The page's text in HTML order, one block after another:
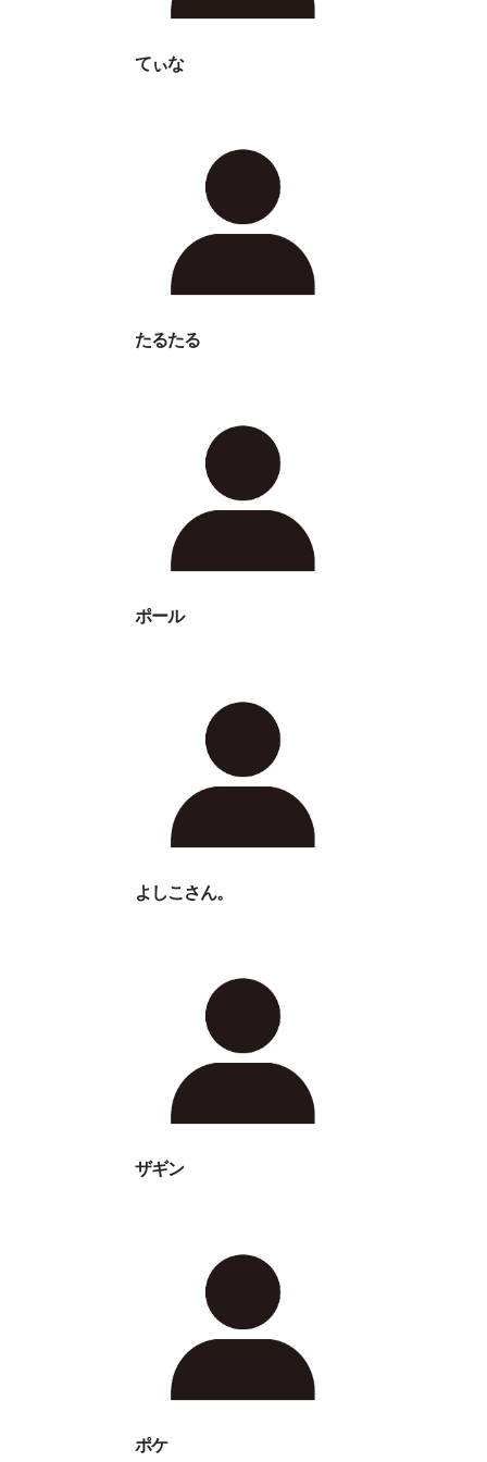
てぃな
たるたる
ポール
よしこさん。
ザギン
ポケ